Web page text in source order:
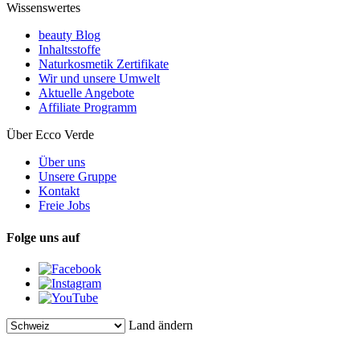
Wissenswertes
beauty Blog
Inhaltsstoffe
Naturkosmetik Zertifikate
Wir und unsere Umwelt
Aktuelle Angebote
Affiliate Programm
Über Ecco Verde
Über uns
Unsere Gruppe
Kontakt
Freie Jobs
Folge uns auf
Land ändern